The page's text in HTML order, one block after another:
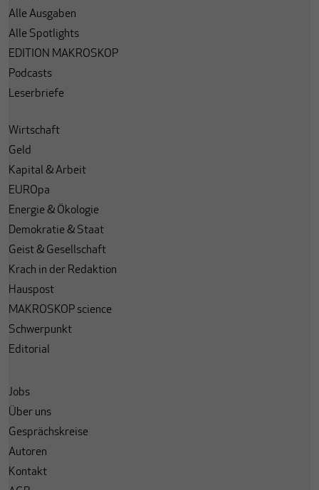
Alle Ausgaben
Alle Spotlights
EDITION MAKROSKOP
Podcasts
Leserbriefe
Wirtschaft
Geld
Kapital & Arbeit
EUROpa
Energie & Ökologie
Demokratie & Staat
Geist & Gesellschaft
Krach in der Redaktion
Hauspost
MAKROSKOP science
Schwerpunkt
Editorial
Jobs
Über uns
Gesprächskreise
Autoren
Kontakt